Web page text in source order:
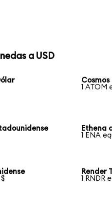
a USD
1 ATOM
Ethena
1 ENA
Render
1 RNDR